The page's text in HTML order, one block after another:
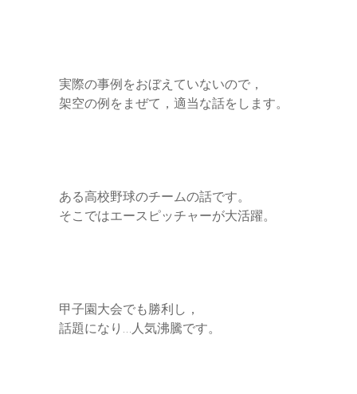
実際の事例をおぼえていないので，
架空の例をまぜて，適当な話をします。
ある高校野球のチームの話です。
そこではエースピッチャーが大活躍。
甲子園大会でも勝利し，
話題になり…人気沸騰です。